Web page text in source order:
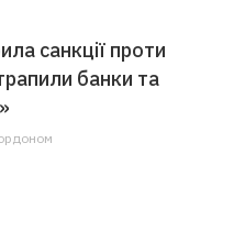
санкції проти
банки та